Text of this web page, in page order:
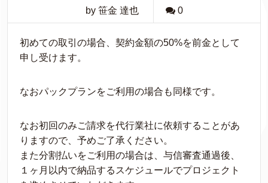
by 笹金 達也 0
初めての取引の場合、契約金額の50%を前金として
申し受けます。
なおパックプランをご利用の場合も同様です。
なお初回のみご請求を代行業社に依頼することがあ
りますので、予めご了承ください。
また分割払いをご利用の場合は、与信審査通過後、
１ヶ月以内で納品するスケジュールでプロジェクト